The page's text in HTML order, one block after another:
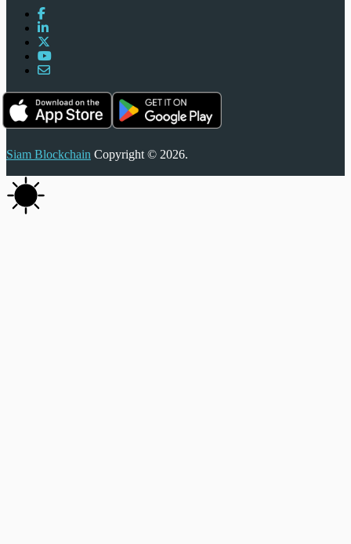
Siam Blockchain Copyright © 2026.